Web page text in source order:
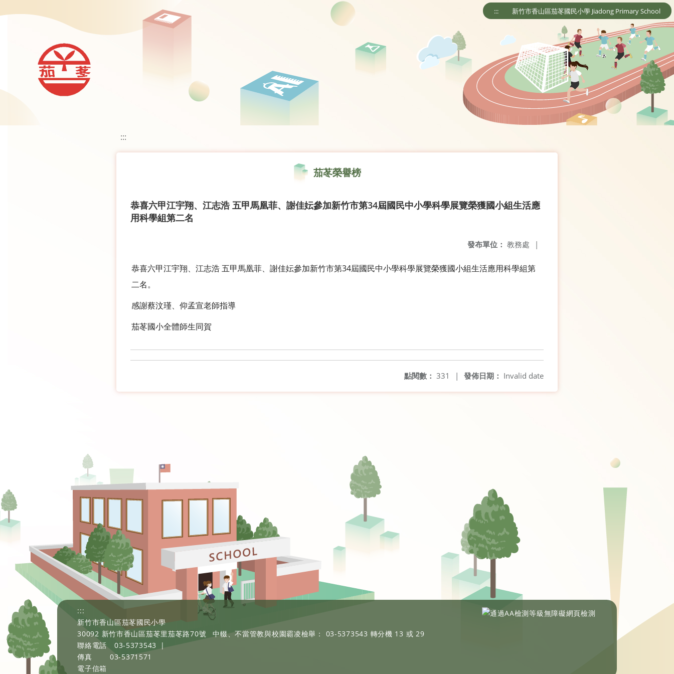
::: 新竹市香山區茄苳國民小學 Jiadong Primary School
:::
茄苳榮譽榜
恭喜六甲江宇翔、江志浩 五甲馬凰菲、謝佳妘參加新竹市第34屆國民中小學科學展覽榮獲國小組生活應
用科學組第二名
發布單位： 教務處 |
恭喜六甲江宇翔、江志浩 五甲馬凰菲、謝佳妘參加新竹市第34屆國民中小學科學展覽榮獲國小組生活應用科學組第
二名。
感謝蔡汶瑾、仰孟宣老師指導
茄苳國小全體師生同賀
發佈日期： Invalid date
點閱數： 331 |
:::
新竹市香山區茄苳國民小學
30092 新竹市香山區茄苳里茄苳路70號
中輟、不當管教與校園霸凌檢舉： 03-5373543 轉分機 13 或 29
聯絡電話
03-5373543
|
傳真
03-5371571
電子信箱